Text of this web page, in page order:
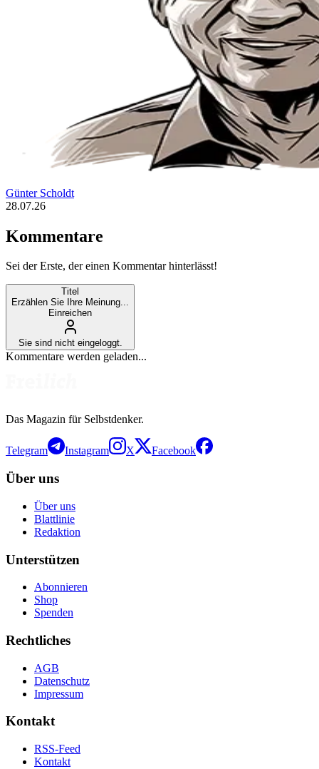
Günter Scholdt
28.07.26
Kommentare
Sei der Erste, der einen Kommentar hinterlässt!
Titel
Erzählen Sie Ihre Meinung...
Einreichen
Sie sind nicht eingeloggt.
Kommentare werden geladen...
Das Magazin für Selbstdenker.
Telegram Instagram X Facebook
Über uns
Über uns
Blattlinie
Redaktion
Unterstützen
Abonnieren
Shop
Spenden
Rechtliches
AGB
Datenschutz
Impressum
Kontakt
RSS-Feed
Kontakt